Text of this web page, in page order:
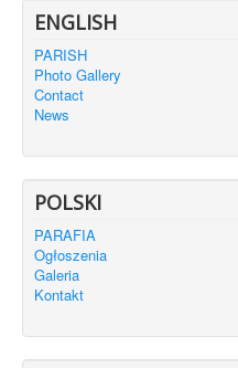
ENGLISH
PARISH
Photo Gallery
Contact
News
POLSKI
PARAFIA
Ogłoszenia
Galeria
Kontakt